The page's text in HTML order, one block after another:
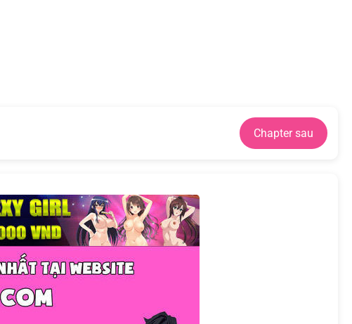
Chapter sau